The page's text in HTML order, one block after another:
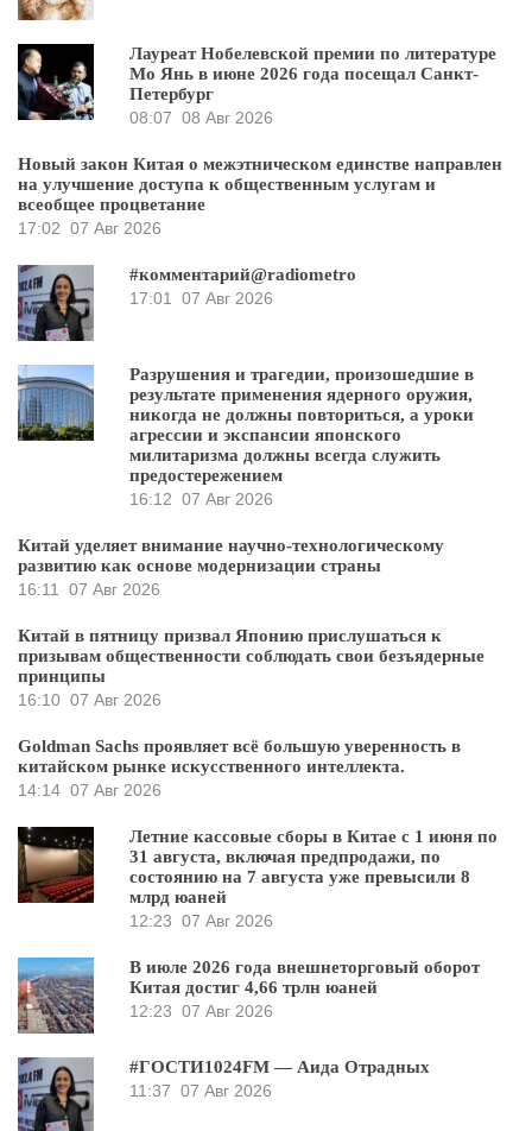
Лауреат Нобелевской премии по литературе
Мо Янь в июне 2026 года посещал Санкт-
Петербург
08:07 08 Авг 2026
Новый закон Китая о межэтническом единстве направлен
на улучшение доступа к общественным услугам и
всеобщее процветание
17:02 07 Авг 2026
#комментарий@radiometro
17:01
07 Авг 2026
Разрушения и трагедии, произошедшие в
результате применения ядерного оружия,
никогда не должны повториться, а уроки
агрессии и экспансии японского
милитаризма должны всегда служить
предостережением
16:12 07 Авг 2026
Китай уделяет внимание научно-технологическому
развитию как основе модернизации страны
16:11
07 Авг 2026
Китай в пятницу призвал Японию прислушаться к
призывам общественности соблюдать свои безъядерные
принципы
16:10 07 Авг 2026
Goldman Sachs проявляет всё большую уверенность в
китайском рынке искусственного интеллекта.
14:14 07 Авг 2026
Летние кассовые сборы в Китае с 1 июня по
31 августа, включая предпродажи, по
состоянию на 7 августа уже превысили 8
млрд юаней
12:23 07 Авг 2026
В июле 2026 года внешнеторговый оборот
Китая достиг 4,66 трлн юаней
12:23 07 Авг 2026
#ГОСТИ1024FM — Аида Отрадных
11:37 07 Авг 2026